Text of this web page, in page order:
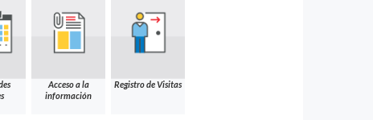
Acceso a la
información
Registro de Visitas